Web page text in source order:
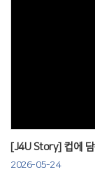
[J4U Story] 컵에
2026-05-24